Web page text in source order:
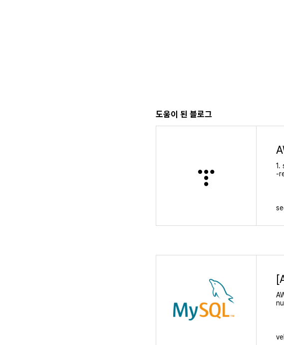
도움이 된 블로그
1.
-